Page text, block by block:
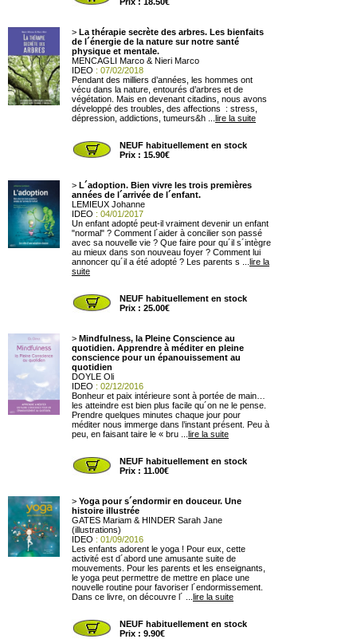
> La thérapie secrète des arbres. Les bienfaits
de l´énergie de la nature sur notre santé
physique et mentale.
MENCAGLI Marco & Nieri Marco
IDEO : 07/02/2018
Pendant des milliers d’années, les hommes ont
vécu dans la nature, entourés d’arbres et de
végétation. Mais en devenant citadins, nous avons
développé des troubles, des affections : stress,
dépression, addictions, tumeurs&h ... lire la suite
NEUF habituellement en stock
Prix : 15.90€
> L´adoption. Bien vivre les trois premières
années de l´arrivée de l´enfant.
LEMIEUX Johanne
IDEO : 04/01/2017
Un enfant adopté peut-il vraiment devenir un enfant
"normal" ? Comment l´aider à concilier son passé
avec sa nouvelle vie ? Que faire pour qu´il s´intègre
au mieux dans son nouveau foyer ? Comment lui
annoncer qu´il a été adopté ? Les parents s ... lire la
suite
NEUF habituellement en stock
Prix : 25.00€
> Mindfulness, la Pleine Conscience au
quotidien. Apprendre à méditer en pleine
conscience pour un épanouissement au
quotidien
DOYLE Oli
IDEO : 02/12/2016
Bonheur et paix intérieure sont à portée de main…
les atteindre est bien plus facile qu´on ne le pense.
Prendre quelques minutes chaque jour pour
méditer nous immerge dans l’instant présent. Peu à
peu, en faisant taire le « bru ... lire la suite
NEUF habituellement en stock
Prix : 11.00€
> Yoga pour s´endormir en douceur. Une
histoire illustrée
GATES Mariam & HINDER Sarah Jane
(illustrations)
IDEO : 01/09/2016
Les enfants adorent le yoga ! Pour eux, cette
activité est d´abord une amusante suite de
mouvements. Pour les parents et les enseignants,
le yoga peut permettre de mettre en place une
nouvelle routine pour favoriser l´endormissement.
Dans ce livre, on découvre l´ ... lire la suite
NEUF habituellement en stock
Prix : 9.90€